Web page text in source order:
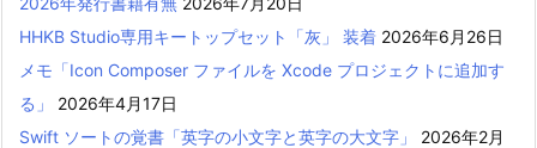
HHKB Studio専用キートップセット「灰」 装着 2026年6月26日
メモ「Icon Composer ファイルを Xcode プロジェクトに追加す
る」
2026年4月17日
Swift ソートの覚書「英字の小文字と英字の大文字」
2026年2月